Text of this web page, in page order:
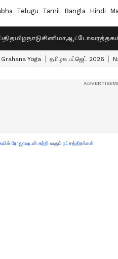
Telugu Tamil Bangla Hindi
தமிழ்நாடுசினிமாஆட்டோ
Grahana Yoga தமிழக பட்ஜெட் 2026
ரோஜாவுடன் சுற்றி வரும் நட்சத்திரங்கள்